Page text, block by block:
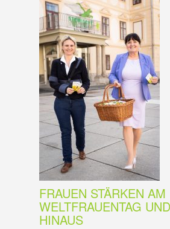
FRAUEN STÄRKEN AM
WELTFRAUENTAG
HINAUS